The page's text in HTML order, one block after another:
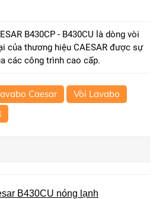
B430CP - B430CU là dòng vòi
của thương hiệu CAESAR được sự
các công trình cao cấp.
Caesar
Vòi Lavabo
B430CU nóng lạnh